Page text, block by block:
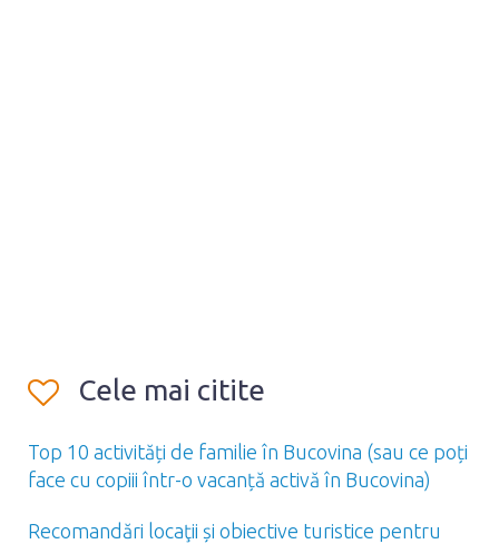
Cele mai citite
Top 10 activități de familie în Bucovina (sau ce poți
face cu copiii într-o vacanță activă în Bucovina)
Recomandări locaţii și obiective turistice pentru